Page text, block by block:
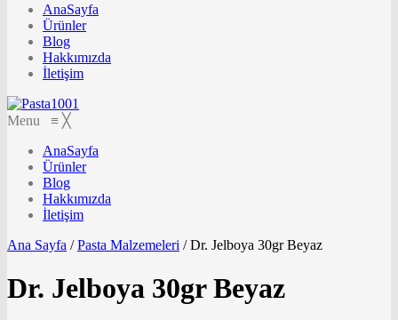
AnaSayfa
Ürünler
Blog
Hakkımızda
İletişim
Menu ≡ ╳
AnaSayfa
Ürünler
Blog
Hakkımızda
İletişim
Ana Sayfa / Pasta Malzemeleri /Dr. Jelboya 30gr Beyaz
Dr. Jelboya 30gr Beyaz